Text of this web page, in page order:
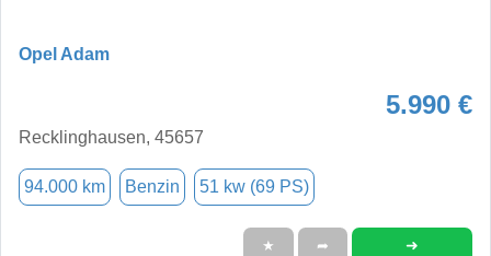
Opel Adam
5.990 €
Recklinghausen, 45657
94.000 km Benzin 51 kw (69 PS)
★ ➦ ➜